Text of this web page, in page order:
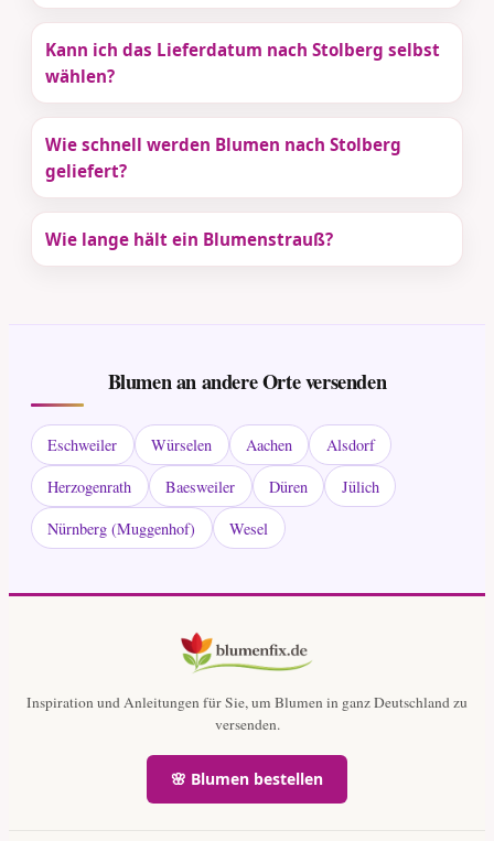
Kann ich das Lieferdatum nach Stolberg selbst
wählen?
Wie schnell werden Blumen nach Stolberg
geliefert?
Wie lange hält ein Blumenstrauß?
Blumen an andere Orte versenden
Eschweiler Würselen Aachen
Alsdorf
Herzogenrath
Baesweiler Düren
Jülich
Nürnberg (Muggenhof)
Wesel
Inspiration und Anleitungen für Sie, um Blumen in ganz Deutschland zu
versenden.
🌸 Blumen bestellen